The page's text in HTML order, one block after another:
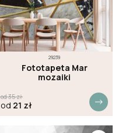
29239
Fototapeta Mar
mozaiki
od35zł
od 21 zł